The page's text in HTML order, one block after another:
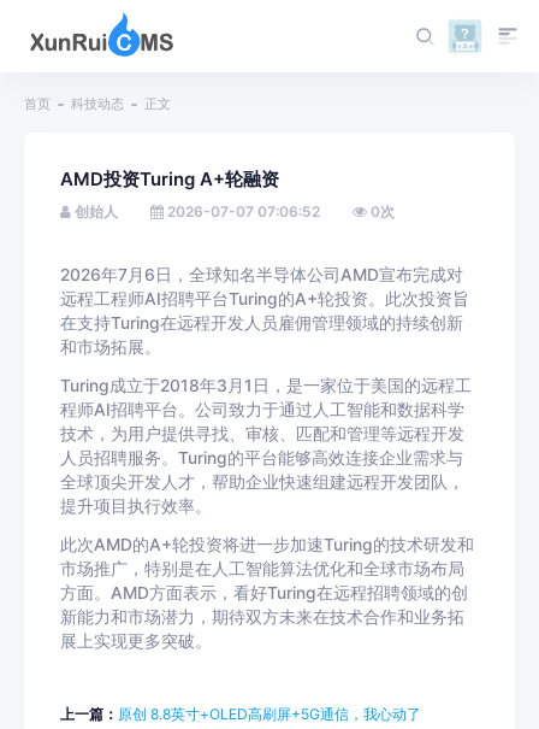
首页 科技动态 正文
AMD投资Turing A+轮融资
创始人 2026-07-07 07:06:52 0次
2026年7月6日，全球知名半导体公司AMD宣布完成对
远程工程师AI招聘平台Turing的A+轮投资。此次投资旨
在支持Turing在远程开发人员雇佣管理领域的持续创新
和市场拓展。
Turing成立于2018年3月1日，是一家位于美国的远程工
程师AI招聘平台。公司致力于通过人工智能和数据科学
技术，为用户提供寻找、审核、匹配和管理等远程开发
人员招聘服务。Turing的平台能够高效连接企业需求与
全球顶尖开发人才，帮助企业快速组建远程开发团队，
提升项目执行效率。
此次AMD的A+轮投资将进一步加速Turing的技术研发和
市场推广，特别是在人工智能算法优化和全球市场布局
方面。AMD方面表示，看好Turing在远程招聘领域的创
新能力和市场潜力，期待双方未来在技术合作和业务拓
展上实现更多突破。
上一篇： 原创 8.8英寸+OLED高刷屏+5G通信，我心动了